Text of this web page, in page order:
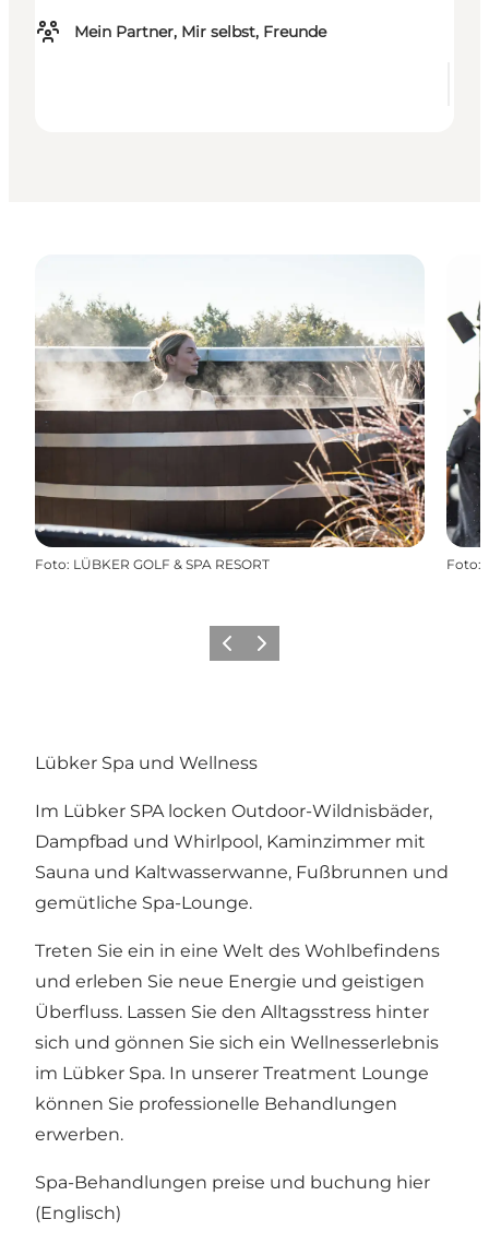
Mein Partner, Mir selbst, Freunde
Foto: LÜBKER GOLF & SPA RESORT Foto:
ZurückWeiter
Lübker Spa und Wellness
Im Lübker SPA locken Outdoor-Wildnisbäder,
Dampfbad und Whirlpool, Kaminzimmer mit
Sauna und Kaltwasserwanne, Fußbrunnen und
gemütliche Spa-Lounge.
Treten Sie ein in eine Welt des Wohlbefindens
und erleben Sie neue Energie und geistigen
Überfluss. Lassen Sie den Alltagsstress hinter
sich und gönnen Sie sich ein Wellnesserlebnis
im Lübker Spa. In unserer Treatment Lounge
können Sie professionelle Behandlungen
erwerben.
Spa-Behandlungen preise und buchung hier
(Englisch)